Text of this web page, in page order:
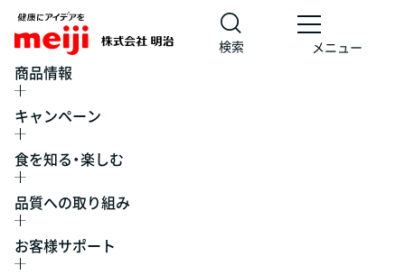
検索 メニュー
商品情報
キャンペーン
食を知る・楽しむ
品質への取り組み
お客様サポート